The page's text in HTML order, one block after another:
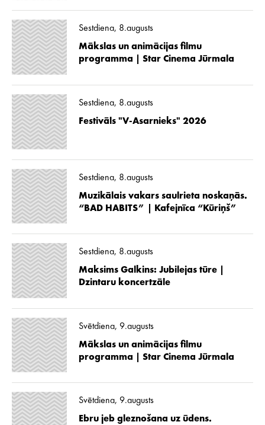
Sestdiena, 8.augusts
Mākslas un animācijas filmu
programma | Star Cinema Jūrmala
Sestdiena, 8.augusts
Festivāls "V-Asarnieks" 2026
Sestdiena, 8.augusts
Muzikālais vakars saulrieta noskaņās.
“BAD HABITS” | Kafejnīca “Kūriņš”
Sestdiena, 8.augusts
Maksims Galkins: Jubilejas tūre |
Dzintaru koncertzāle
Svētdiena, 9.augusts
Mākslas un animācijas filmu
programma | Star Cinema Jūrmala
Svētdiena, 9.augusts
Ebru jeb gleznošana uz ūdens.